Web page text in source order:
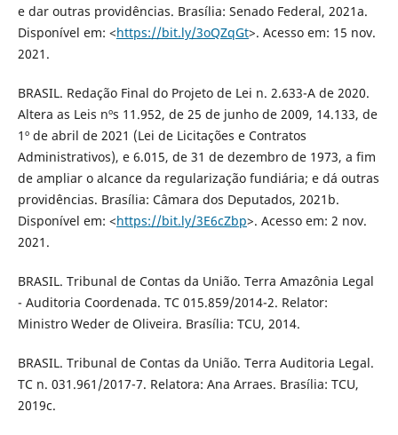
e dar outras providências. Brasília: Senado Federal, 2021a.
Disponível em: <https://bit.ly/3oQZqGt>. Acesso em: 15 nov.
2021.
BRASIL. Redação Final do Projeto de Lei n. 2.633-A de 2020.
Altera as Leis nºs 11.952, de 25 de junho de 2009, 14.133, de
1º de abril de 2021 (Lei de Licitações e Contratos
Administrativos), e 6.015, de 31 de dezembro de 1973, a fim
de ampliar o alcance da regularização fundiária; e dá outras
providências. Brasília: Câmara dos Deputados, 2021b.
Disponível em: <https://bit.ly/3E6cZbp>. Acesso em: 2 nov.
2021.
BRASIL. Tribunal de Contas da União. Terra Amazônia Legal
- Auditoria Coordenada. TC 015.859/2014-2. Relator:
Ministro Weder de Oliveira. Brasília: TCU, 2014.
BRASIL. Tribunal de Contas da União. Terra Auditoria Legal.
TC n. 031.961/2017-7. Relatora: Ana Arraes. Brasília: TCU,
2019c.